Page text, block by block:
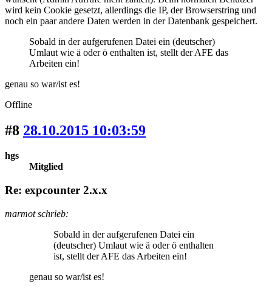
wird kein Cookie gesetzt, allerdings die IP, der Browserstring und
noch ein paar andere Daten werden in der Datenbank gespeichert.
Sobald in der aufgerufenen Datei ein (deutscher)
Umlaut wie ä oder ö enthalten ist, stellt der AFE das
Arbeiten ein!
genau so war/ist es!
Offline
#8 28.10.2015 10:03:59
hgs
Mitglied
Re: expcounter 2.x.x
marmot schrieb:
Sobald in der aufgerufenen Datei ein
(deutscher) Umlaut wie ä oder ö enthalten
ist, stellt der AFE das Arbeiten ein!
genau so war/ist es!